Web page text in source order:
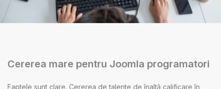
Cererea mare pentru Joomla programatori
Faptele sunt clare. Cererea de talente de înaltă calificare în